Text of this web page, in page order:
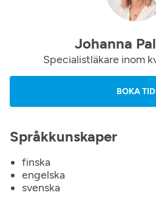
Johanna
Specialistläkare inom
BOKA TID
Språkkunskaper
finska
engelska
svenska